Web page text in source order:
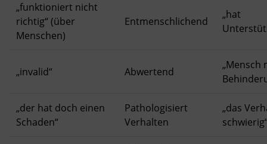
„funktioniert nicht
richtig“ (über
Menschen)
Entmenschlichend
„hat
„invalid“ Abwertend
„Mensch
„der hat doch einen
Schaden“
Pathologisiert
Verhalten
„das